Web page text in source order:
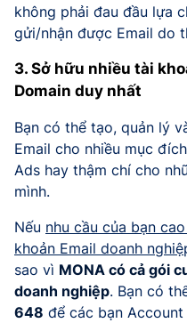
không phải đau đầu lựa
gửi/nhận được Email do
3. Sở hữu nhiều tài
Domain duy nhất
Bạn có thể tạo, quản lý
Email cho nhiều mục
Ads hay thậm chí cho
mình.
Nếu nhu cầu của bạn
khoản Email doanh
sao vì MONA có cả gói
doanh nghiệp. Bạn có
648 để các bạn